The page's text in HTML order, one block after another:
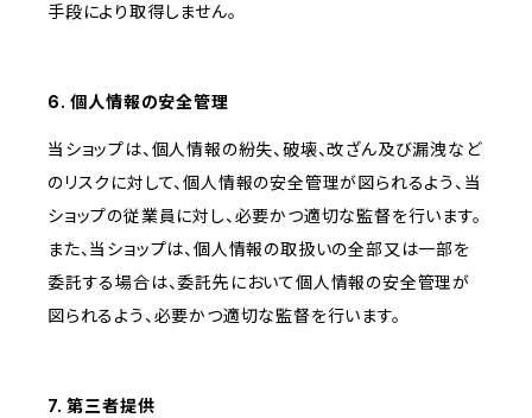
手段により取得しません。
6. 個人情報の安全管理
当ショップは、個人情報の紛失、破壊、改ざん及び漏洩など
のリスクに対して、個人情報の安全管理が図られるよう、当
ショップの従業員に対し、必要かつ適切な監督を行います。
また、当ショップは、個人情報の取扱いの全部又は一部を
委託する場合は、委託先において個人情報の安全管理が
図られるよう、必要かつ適切な監督を行います。
7. 第三者提供